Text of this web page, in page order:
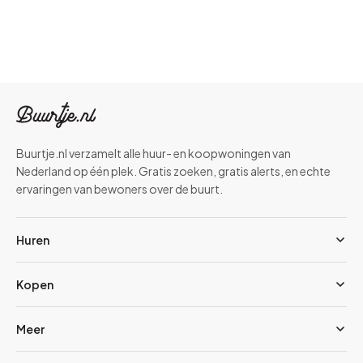
Buurtje.nl verzamelt alle huur- en koopwoningen van
Nederland op één plek. Gratis zoeken, gratis alerts, en echte
ervaringen van bewoners over de buurt.
Huren
Kopen
Meer